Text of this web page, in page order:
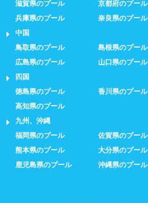
滋賀県のプール
京都府のプール
兵庫県のプール
奈良県のプール
中国
鳥取県のプール
島根県のプール
広島県のプール
山口県のプール
四国
徳島県のプール
香川県のプール
高知県のプール
九州、沖縄
福岡県のプール
佐賀県のプール
熊本県のプール
大分県のプール
鹿児島県のプール
沖縄県のプール